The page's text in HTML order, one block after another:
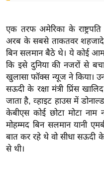
वि
शे
ष
ज्ञ
रा
य
ब
ज
ट
एक तरफ अमेरिका के
अरब के सबसे ताकतवर शहजादे
बिन सलमान बैठे थे। ये कोई आम
कि इसे दुनिया की नजरों से
खुलासा फॉक्स न्यूज ने किया।
सऊदी के रक्षा मंत्री प्रिंस
जाता है, व्हाइट हाउस में
केबीएस कोई छोटा मोटा
मोहम्मद बिन सलमान यानी
बात कर रहे थे वो सीधा सऊदी
से थी।